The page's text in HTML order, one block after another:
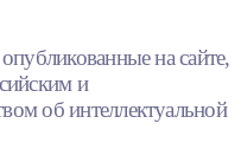
на сайте,
и
об интеллектуальной